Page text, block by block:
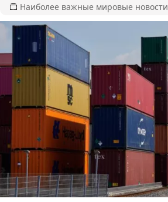
Наиболее важные мировые новости